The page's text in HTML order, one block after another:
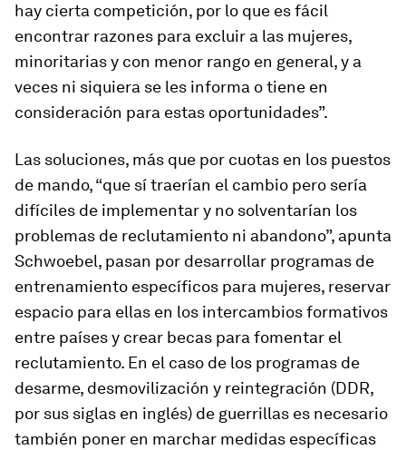
hay cierta competición, por lo que es fácil
encontrar razones para excluir a las mujeres,
minoritarias y con menor rango en general, y a
veces ni siquiera se les informa o tiene en
consideración para estas oportunidades”.
Las soluciones, más que por cuotas en los puestos
de mando, “que sí traerían el cambio pero sería
difíciles de implementar y no solventarían los
problemas de reclutamiento ni abandono”, apunta
Schwoebel, pasan por desarrollar programas de
entrenamiento específicos para mujeres, reservar
espacio para ellas en los intercambios formativos
entre países y crear becas para fomentar el
reclutamiento. En el caso de los programas de
desarme, desmovilización y reintegración (DDR,
por sus siglas en inglés) de guerrillas es necesario
también poner en marchar medidas específicas